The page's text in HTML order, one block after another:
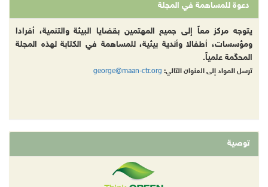
دعوة للمساهمة في المجلة
يتوجه مركز معاً إلى جميع المهتمين بقضايا البيئة والتنمية، أفرادا
ومؤسسات، أطفالا وأندية بيئية، للمساهمة في الكتابة لهذه المجلة
المحكّمة علمياً.
ترسل المواد إلى العنوان التالي: george@maan-ctr.org
توصية